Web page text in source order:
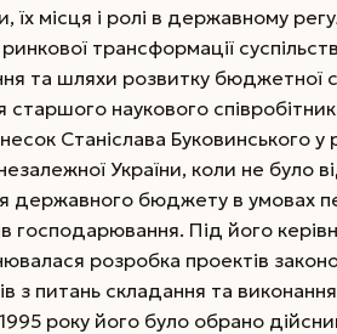
місця і ролі в державному
трансформації
та шляхи розвитку бюджетної
старшого наукового
Станіслава Буковинського у
України, коли не було
державного бюджету в умовах
господарювання. Під його
розробка проектів
з питань складання та
року його було обрано